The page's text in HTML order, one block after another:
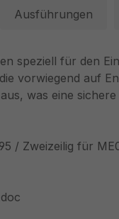
Ausführungen
speziell für den
vorwiegend auf
was eine
/ Zweizeilig für